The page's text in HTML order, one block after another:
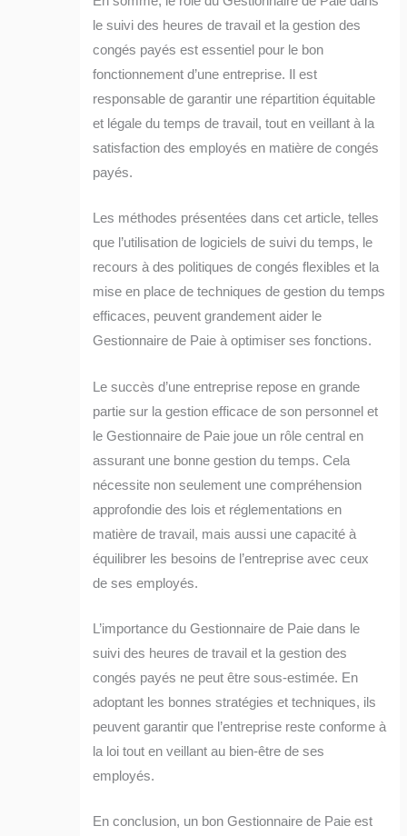
le suivi des heures de travail et la gestion des
congés payés est essentiel pour le bon
fonctionnement d’une entreprise. Il est
responsable de garantir une répartition équitable
et légale du temps de travail, tout en veillant à la
satisfaction des employés en matière de congés
payés.
Les méthodes présentées dans cet article, telles
que l’utilisation de logiciels de suivi du temps, le
recours à des politiques de congés flexibles et la
mise en place de techniques de gestion du temps
efficaces, peuvent grandement aider le
Gestionnaire de Paie à optimiser ses fonctions.
Le succès d’une entreprise repose en grande
partie sur la gestion efficace de son personnel et
le Gestionnaire de Paie joue un rôle central en
assurant une bonne gestion du temps. Cela
nécessite non seulement une compréhension
approfondie des lois et réglementations en
matière de travail, mais aussi une capacité à
équilibrer les besoins de l’entreprise avec ceux
de ses employés.
L’importance du Gestionnaire de Paie dans le
suivi des heures de travail et la gestion des
congés payés ne peut être sous-estimée. En
adoptant les bonnes stratégies et techniques, ils
peuvent garantir que l’entreprise reste conforme à
la loi tout en veillant au bien-être de ses
employés.
En conclusion, un bon Gestionnaire de Paie est